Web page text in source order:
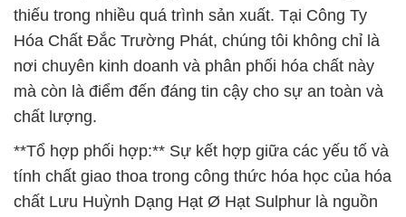
thiếu trong nhiều quá trình sản xuất. Tại Công Ty
Hóa Chất Đắc Trường Phát, chúng tôi không chỉ là
nơi chuyên kinh doanh và phân phối hóa chất này
mà còn là điểm đến đáng tin cậy cho sự an toàn và
chất lượng.
**Tổ hợp phối hợp:** Sự kết hợp giữa các yếu tố và
tính chất giao thoa trong công thức hóa học của hóa
chất Lưu Huỳnh Dạng Hạt Ø Hạt Sulphur là nguồn